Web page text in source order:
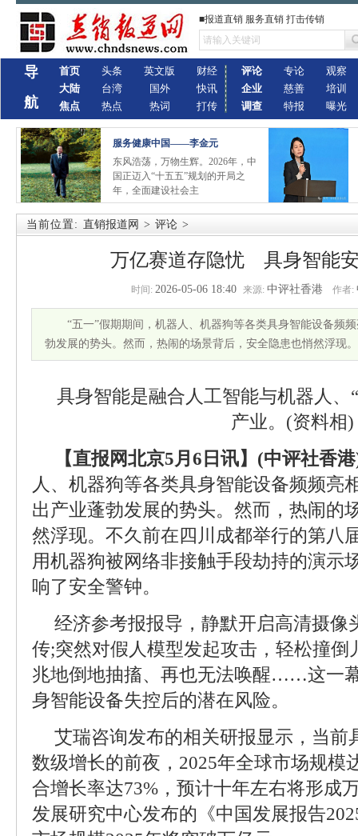
■报道直销 服务直销 打击传销
导
航
首页
大陆
焦点
头条
台湾
热点
英文版
国外
热词
财经
快讯
打传
评论
企业
调查
专论
慈善
特报
观察
培训
曝光
服务健康中国——李金元
东风浩荡，万物生辉。2026年，中
国正迈入“十五五”规划的开局之
年，全面建设社会主
当前位置: 直销报道网 > 评论 >
万亿赛道存隐忧 具身智能
时间: 2026-05-06 18:40 来源: 中评社香港 作者:
“五一”假期期间，机器人、机器狗等各类具身智能设备频
勃发展的势头。然而，热闹的场景背后，安全隐患也悄然浮现
具身智能是融合人工智能与机器人、
产业。(资料相)
【直报网北京5月6日讯】(中评社香
人、机器狗等各类具身智能设备频频亮
出产业蓬勃发展的势头。然而，热闹的
然浮现。不久前在四川成都举行的第八
用机器狗被网络非接触手段劫持的演示
响了安全警钟。
经济参考报报导，静默开启高清摄像
传;突然对假人模型发起攻击，轻松撞倒
兆地倒地抽搐、再也无法唤醒……这一
身智能设备失控后的潜在风险。
艾瑞咨询发布的相关研报显示，当前
数级增长的前夜，2025年全球市场规模
合增长率达73%，预计十年左右将形成
发展研究中心发布的《中国发展报告